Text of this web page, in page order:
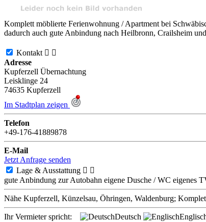
Komplett möblierte Ferienwohnung / Apartment bei
dadurch auch gute Anbindung nach Heilbronn, Crailsheim
Kontakt  
Adresse
Kupferzell Übernachtung
Leisklinge 24
74635 Kupferzell
Im Stadtplan zeigen
Telefon
+49-176-41889878
E-Mail
Jetzt Anfrage senden
Lage & Ausstattung  
gute Anbindung zur Autobahn eigene Dusche / WC eigenes
Nähe Kupferzell, Künzelsau, Öhringen, Waldenburg;
Ihr Vermieter spricht: Deutsch